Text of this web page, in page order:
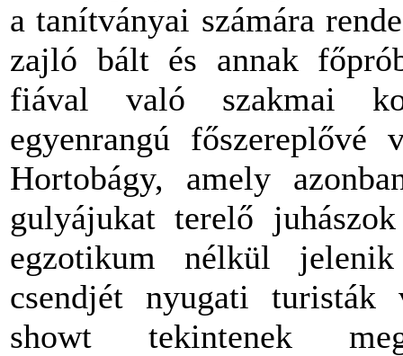
a tanítványai számára
zajló bált és annak
fiával való szakmai
egyenrangú
Hortobágy, amely
gulyájukat terelő
egzotikum nélkül
csendjét nyugati
showt tekintenek